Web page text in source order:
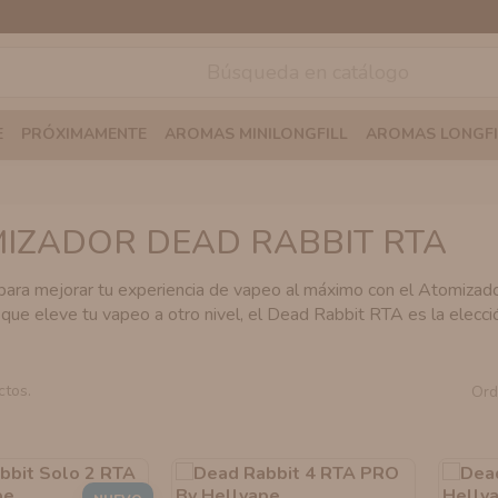
PRÓXIMAMENTE AROMAS MINILONGFILL AROMAS
DEAD RABBIT RTA
mejorar tu experiencia de vapeo al máximo con el
eleve tu vapeo a otro nivel, el Dead Rabbit RTA es la